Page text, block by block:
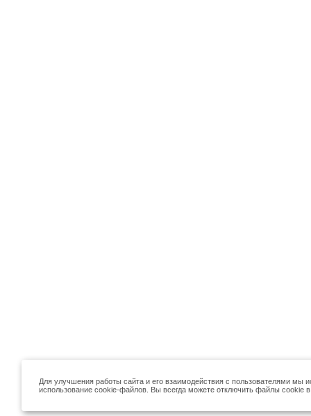
Для улучшения работы сайта и его взаимодействия с пользователями
использование cookie-файлов. Вы всегда можете отключить файлы cookie